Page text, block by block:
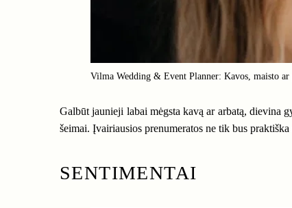
Vilma Wedding & Event Planner: Kavos, maisto
Galbūt jaunieji labai mėgsta kavą ar arbatą, dievina
šeimai. Įvairiausios prenumeratos ne tik bus
SENTIMENTAI